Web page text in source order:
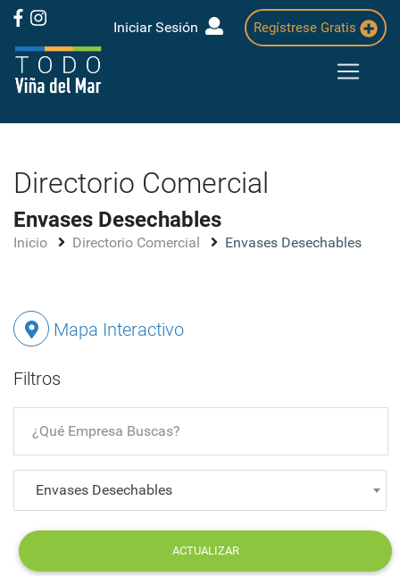
Iniciar Sesión Regístrese Gratis
Directorio Comercial
Envases Desechables
Inicio Directorio Comercial Envases Desechables
Mapa Interactivo
Filtros
Envases Desechables
ACTUALIZAR